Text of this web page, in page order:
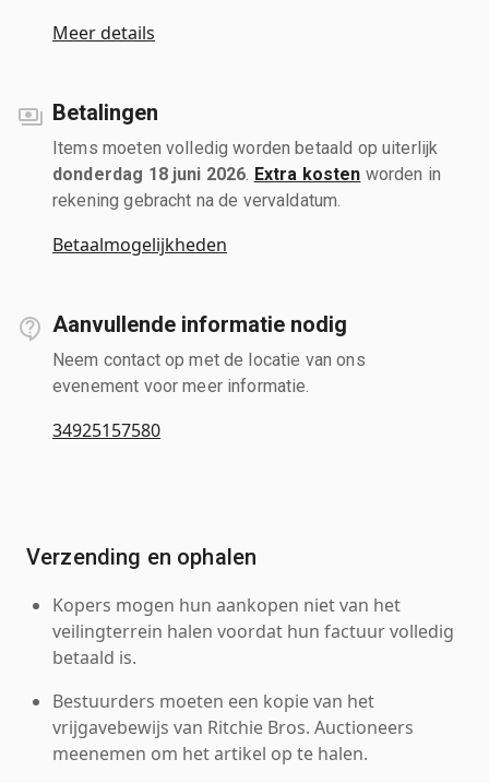
Meer details
Betalingen
Items moeten volledig worden betaald op uiterlijk
donderdag 18 juni 2026 Extra kosten worden in
rekening gebracht na de vervaldatum.
Betaalmogelijkheden
Aanvullende informatie nodig
Neem contact op met de locatie van ons
evenement voor meer informatie.
34925157580
Verzending en ophalen
Kopers mogen hun aankopen niet van het
veilingterrein halen voordat hun factuur volledig
betaald is.
Bestuurders moeten een kopie van het
vrijgavebewijs van Ritchie Bros. Auctioneers
meenemen om het artikel op te halen.